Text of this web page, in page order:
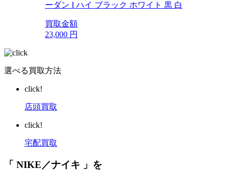
ーダン I ハイ ブラック ホワイト 黒 白
買取金額
23,000 円
選べる買取方法
click!
店頭買取
click!
宅配買取
「 NIKE／ナイキ 」を